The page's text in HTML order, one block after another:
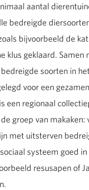
aantal
bedreigde
bijvoorbeeld de
klus geklaard.
soorten in
voor een
een regionaal
groep van
met uitsterven
systeem goed
resusapen of